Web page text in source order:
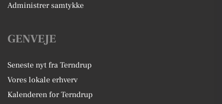
Administrer samtykke
GENVEJE
Seneste nyt fra Terndrup
Vores lokale erhverv
Kalenderen for Terndrup